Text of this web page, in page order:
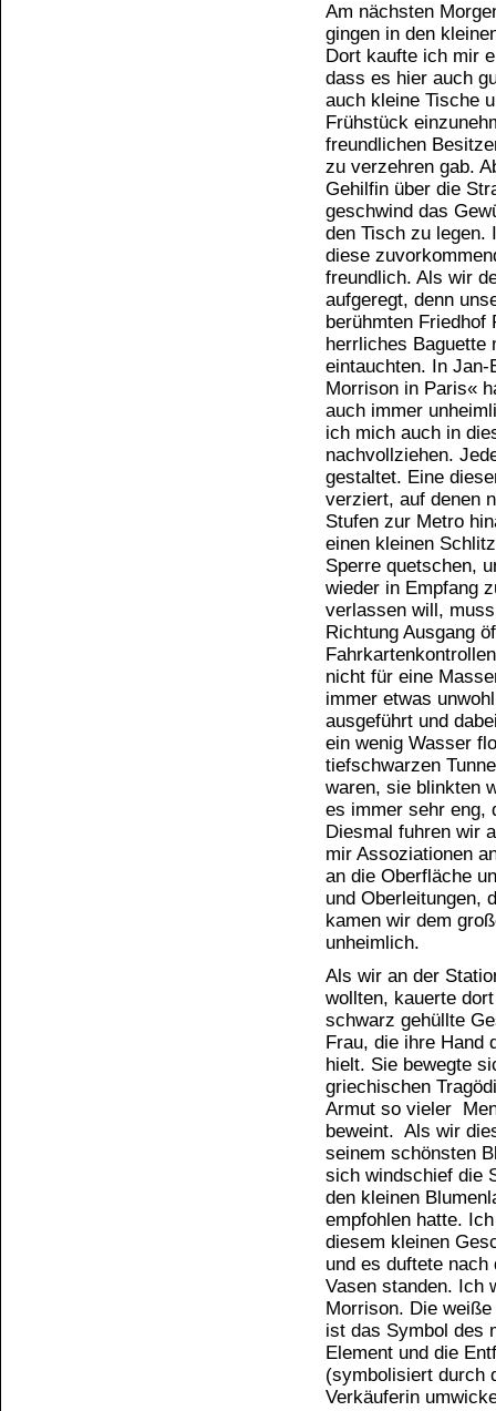
Am nächsten
gingen in den
Dort kaufte ich mir
dass es hier auch
auch kleine Tische
Frühstück
freundlichen
zu verzehren gab.
Gehilfin über die
geschwind das
den Tisch zu legen.
diese
freundlich. Als wir
aufgeregt, denn
berühmten
herrliches Baguette
eintauchten. In
Morrison in Paris«
auch immer
ich mich auch in
nachvollziehen.
gestaltet. Eine
verziert, auf denen
Stufen zur Metro
einen kleinen
Sperre quetschen,
wieder in Empfang
verlassen will,
Richtung Ausgang
nicht für eine
immer etwas
ausgeführt und
ein wenig Wasser
tiefschwarzen
waren, sie blinkten
es immer sehr eng,
Diesmal fuhren wir
mir Assoziationen
an die Oberfläche
und Oberleitungen,
kamen wir dem
unheimlich.
Als wir an der
wollten, kauerte
schwarz gehüllte
Frau, die ihre Hand
hielt. Sie bewegte
griechischen
Armut so vieler
beweint. Als wir
seinem schönsten
sich windschief die
den kleinen
empfohlen hatte.
diesem kleinen
und es duftete
Vasen standen. Ich
Morrison. Die
ist das Symbol des
Element und die
(symbolisiert durch
Verkäuferin